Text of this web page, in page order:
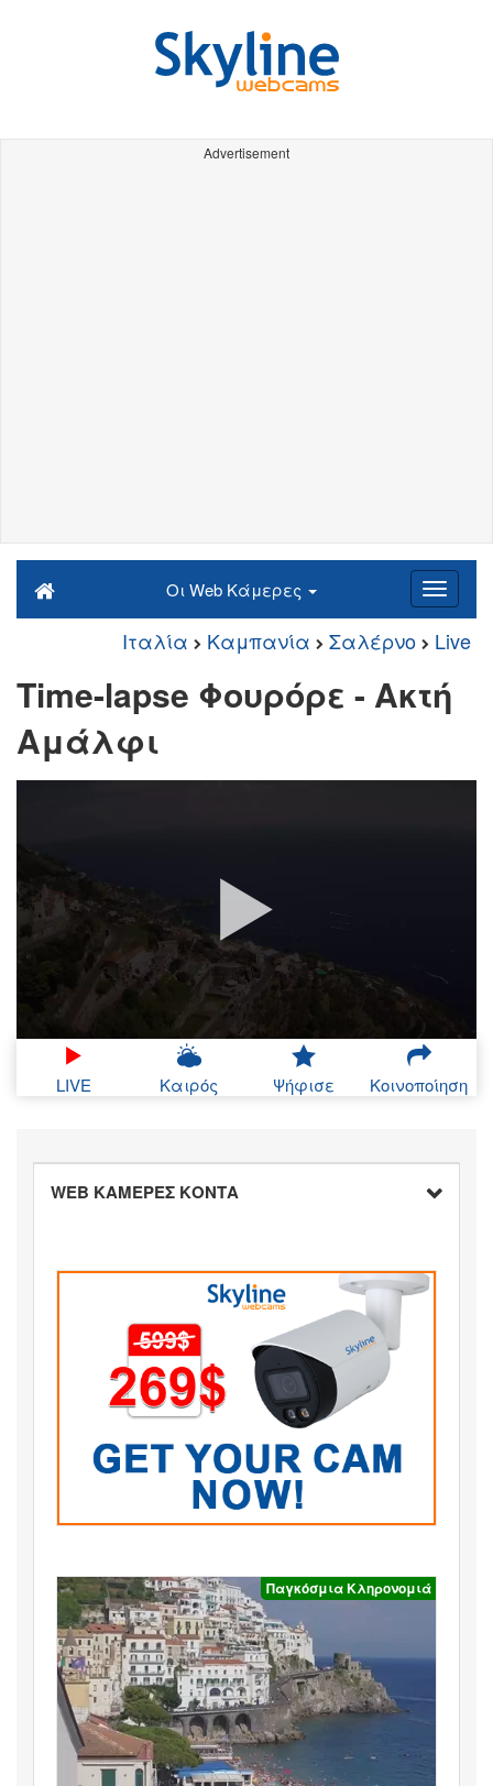
Advertisement
Οι Web Κάμερες
Ιταλία Καμπανία Σαλέρνο Live
Time-lapse Φουρόρε - Ακτή
Αμάλφι
LIVE Καιρός Ψήφισε Κοινοποίηση
WEB ΚΑΜΕΡΕΣ ΚΟΝΤΑ
Παγκόσμια Κληρονομιά